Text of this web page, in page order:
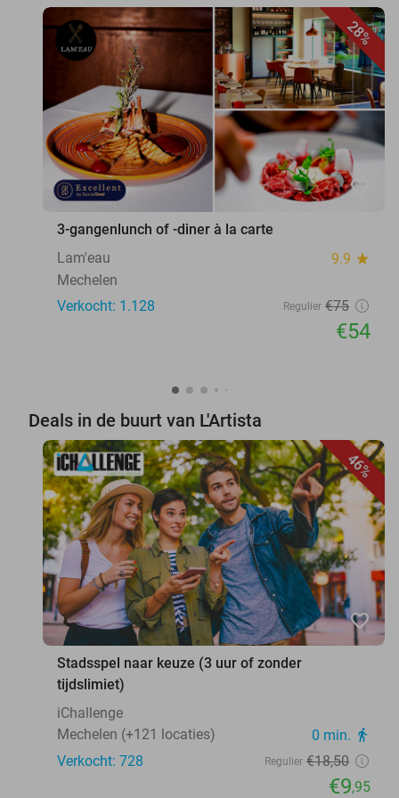
28%
favorite_border
3-gangenlunch of -diner à la carte
Lam'eau
9.9 star
Mechelen
Verkocht: 1.128
Regulier €75
€54
Deals in de buurt van L'Artista
46%
favorite_border
Stadsspel naar keuze (3 uur of zonder
tijdslimiet)
iChallenge
Mechelen (+121 locaties)
0 min. directions_walk
Verkocht: 728 Regulier €18,50
€9,95